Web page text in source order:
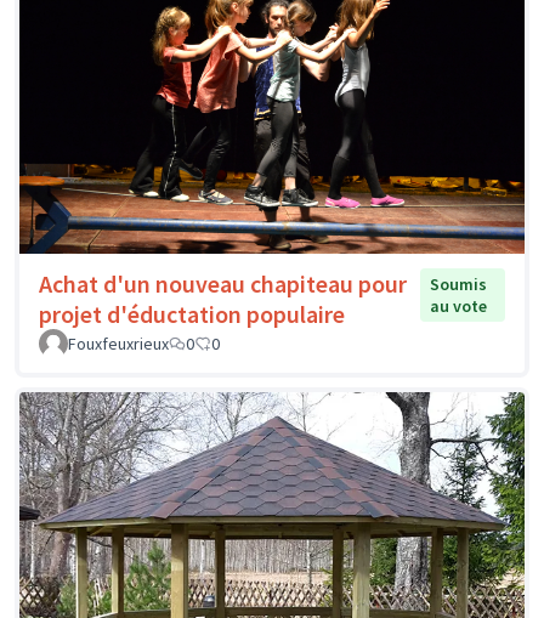
Achat d'un nouveau chapiteau pour
projet d'éductation populaire
Soumis
au vote
Fouxfeuxrieux
0 0